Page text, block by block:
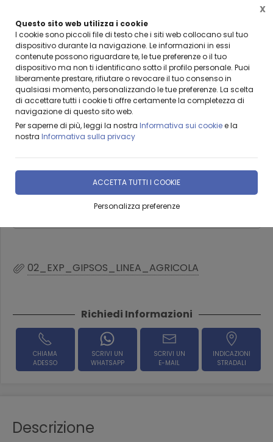
Questo sito web utilizza i cookie
I cookie sono piccoli file di testo che i siti web collocano sul tuo
dispositivo durante la navigazione. Le informazioni in essi
contenute possono riguardare te, le tue preferenze o il tuo
dispositivo ma non ti identificano sotto il profilo personale. Puoi
liberamente prestare, rifiutare o revocare il tuo consenso in
qualsiasi momento, personalizzando le tue preferenze. La scelta
di accettare tutti i cookie ti offre certamente la completezza di
navigazione di questo sito web.
Per saperne di più, leggi la nostra Informativa sui cookiee la
nostra Informativa sulla privacy
ACCETTA TUTTI I COOKIE
Personalizza preferenze
X
BENVENUTI DA LEANZA GROUP
Home Prodotti & Servizi GESSO AGRICOLO GIPSOS
AGRIGIP Gipsos MICRO
DISPONIBILITÀ IMMEDIATA
02_EXP_GIPSOS_LINEA_AGRICOLA
Richiedi Informazioni
CHIAMA
ADESSO
SCRIVI UN
WHATSAPP
SCRIVI UN
E-MAIL
INDICAZIONI
STRADALI
Descrizione